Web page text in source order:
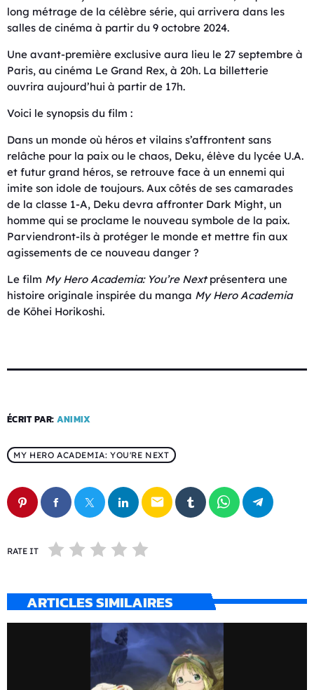
long métrage de la célèbre série, qui arrivera dans les
salles de cinéma à partir du 9 octobre 2024.
Une avant-première exclusive aura lieu le 27 septembre à
Paris, au cinéma Le Grand Rex, à 20h. La billetterie
ouvrira aujourd’hui à partir de 17h.
Voici le synopsis du film :
Dans un monde où héros et vilains s’affrontent sans
relâche pour la paix ou le chaos, Deku, élève du lycée U.A.
et futur grand héros, se retrouve face à un ennemi qui
imite son idole de toujours. Aux côtés de ses camarades
de la classe 1-A, Deku devra affronter Dark Might, un
homme qui se proclame le nouveau symbole de la paix.
Parviendront-ils à protéger le monde et mettre fin aux
agissements de ce nouveau danger ?
Le film My Hero Academia: You’re Nextprésentera une
histoire originale inspirée du manga My Hero Academia
de Kōhei Horikoshi.
ÉCRIT PAR: ANIMIX
MY HERO ACADEMIA: YOU'RE NEXT
email
RATE IT
ARTICLES SIMILAIRES